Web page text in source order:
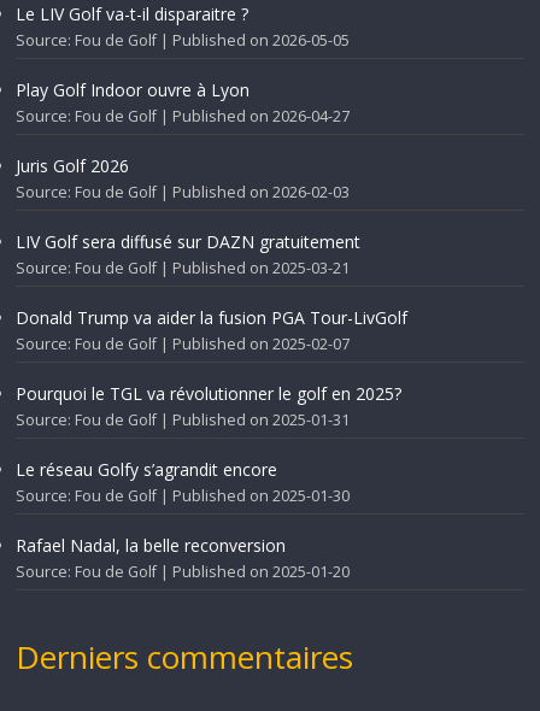
Le LIV Golf va-t-il disparaitre ?
Source: Fou de Golf Published on 2026-05-05
Play Golf Indoor ouvre à Lyon
Source: Fou de Golf Published on 2026-04-27
Juris Golf 2026
Source: Fou de Golf Published on 2026-02-03
LIV Golf sera diffusé sur DAZN gratuitement
Source: Fou de Golf Published on 2025-03-21
Donald Trump va aider la fusion PGA Tour-LivGolf
Source: Fou de Golf Published on 2025-02-07
Pourquoi le TGL va révolutionner le golf en 2025?
Source: Fou de Golf Published on 2025-01-31
Le réseau Golfy s’agrandit encore
Source: Fou de Golf Published on 2025-01-30
Rafael Nadal, la belle reconversion
Source: Fou de Golf Published on 2025-01-20
Derniers commentaires